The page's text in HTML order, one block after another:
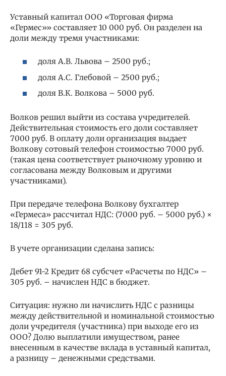
Уставный капитал ООО «Торговая фирма
«Гермес»» составляет 10 000 руб. Он разделен на
доли между тремя участниками:
доля А.В. Львова – 2500 руб.;
доля А.С. Глебовой – 2500 руб.;
доля В.К. Волкова – 5000 руб.
Волков решил выйти из состава учредителей.
Действительная стоимость его доли составляет
7000 руб. В оплату доли организация выдает
Волкову сотовый телефон стоимостью 7000 руб.
(такая цена соответствует рыночному уровню и
согласована между Волковым и другими
участниками).
При передаче телефона Волкову бухгалтер
«Гермеса» рассчитал НДС: (7000 руб. – 5000 руб.) ×
18/118 = 305 руб.
В учете организации сделана запись:
Дебет 91-2 Кредит 68 субсчет «Расчеты по НДС» –
305 руб. – начислен НДС в бюджет.
Ситуация: нужно ли начислить НДС с разницы
между действительной и номинальной стоимостью
доли учредителя (участника) при выходе его из
ООО? Долю выплатили имуществом, ранее
внесенным в качестве вклада в уставный капитал,
а разницу – денежными средствами.